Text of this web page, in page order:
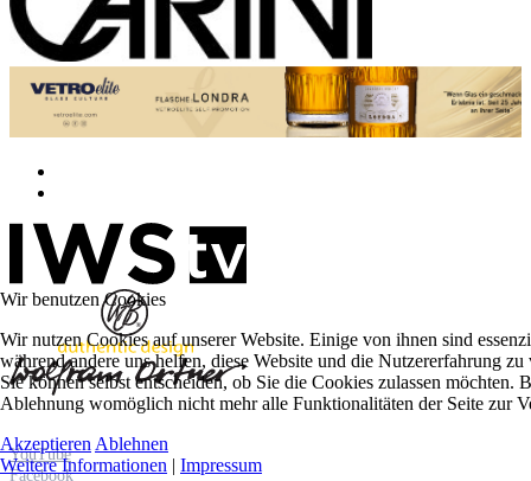
YouTube
Facebook
Wir benutzen Cookies
Wir nutzen Cookies auf unserer Website. Einige von ihnen sind
während andere uns helfen, diese Website und die Nutzererfahrung
Sie können selbst entscheiden, ob Sie die Cookies zulassen möchten.
Ablehnung womöglich nicht mehr alle Funktionalitäten der Seite zur
Akzeptieren Ablehnen
Weitere Informationen | Impressum